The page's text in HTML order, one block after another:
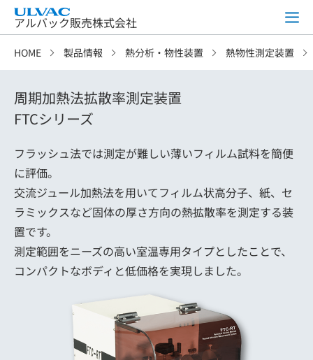
アルバック販売株式会社
HOME 製品情報 熱分析・物性装置 熱物性測定装置
周期加熱法拡散率測定装置
FTCシリーズ
フラッシュ法では測定が難しい薄いフィルム試料を簡便
に評価。
交流ジュール加熱法を用いてフィルム状高分子、紙、セ
ラミックスなど固体の厚さ方向の熱拡散率を測定する装
置です。
測定範囲をニーズの高い室温専用タイプとしたことで、
コンパクトなボディと低価格を実現しました。